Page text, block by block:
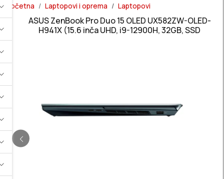
Početna Laptopovi i oprema Laptopovi
ASUS ZenBook Pro Duo 15 OLED UX582ZW-OLED-
H941X (15.6 inča UHD, i9-12900H, 32GB, SSD